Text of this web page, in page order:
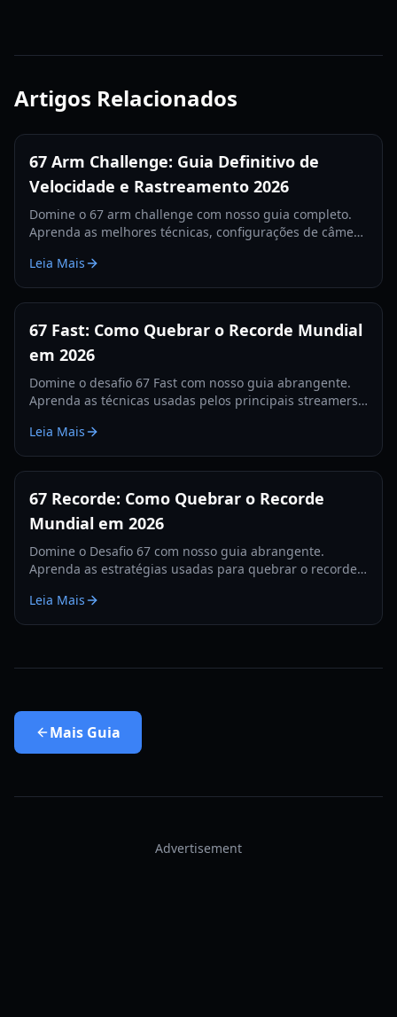
Artigos Relacionados
67 Arm Challenge: Guia Definitivo de
Velocidade e Rastreamento 2026
Domine o 67 arm challenge com nosso guia completo.
Aprenda as melhores técnicas, configurações de câmera
mundial em 2026.
Leia Mais
67 Fast: Como Quebrar o Recorde Mundial
em 2026
Domine o desafio 67 Fast com nosso guia abrangente.
Aprenda as técnicas usadas pelos principais streamers
classificação.
Leia Mais
67 Recorde: Como Quebrar o Recorde
Mundial em 2026
Domine o Desafio 67 com nosso guia abrangente.
Aprenda as estratégias usadas para quebrar o recorde
Leia Mais
Mais Guia
Advertisement